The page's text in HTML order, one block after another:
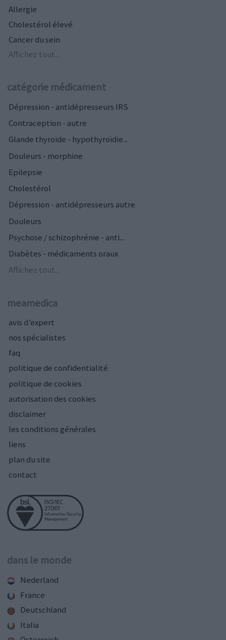
Allergie
Cholestérol élevé
Cancer du sein
Affichez tout...
catégorie médicament
Dépression - antidépresseurs IRS
Contraception - autre
Glande thyroïde - hypothyroïdie...
Douleurs - morphine
Epilepsie
Cholestérol
Dépression - antidépresseurs autre
Douleurs
Psychose / schizophrénie - anti...
Diabètes - médicaments oraux
Affichez tout...
meamedica
avis d’expert
nos spécialistes
faq
politique de confidentialité
politique de cookies
autorisation des cookies
disclaimer
les conditions générales
liens
plan du site
contact
dans le monde
Nederland
France
Deutschland
Italia